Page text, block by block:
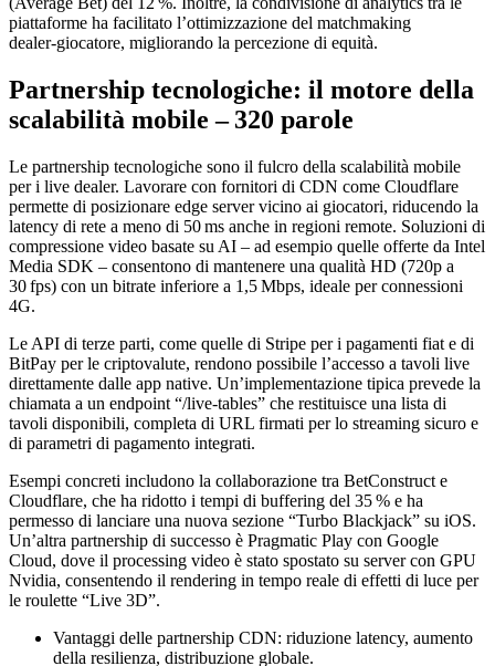
piattaforme ha facilitato l’ottimizzazione del matchmaking
dealer‑giocatore, migliorando la percezione di equità.
Partnership tecnologiche: il motore della
scalabilità mobile – 320 parole
Le partnership tecnologiche sono il fulcro della scalabilità mobile
per i live dealer. Lavorare con fornitori di CDN come Cloudflare
permette di posizionare edge server vicino ai giocatori, riducendo la
latency di rete a meno di 50 ms anche in regioni remote. Soluzioni di
compressione video basate su AI – ad esempio quelle offerte da Intel
Media SDK – consentono di mantenere una qualità HD (720p a
30 fps) con un bitrate inferiore a 1,5 Mbps, ideale per connessioni
4G.
Le API di terze parti, come quelle di Stripe per i pagamenti fiat e di
BitPay per le criptovalute, rendono possibile l’accesso a tavoli live
direttamente dalle app native. Un’implementazione tipica prevede la
chiamata a un endpoint “/live‑tables” che restituisce una lista di
tavoli disponibili, completa di URL firmati per lo streaming sicuro e
di parametri di pagamento integrati.
Esempi concreti includono la collaborazione tra BetConstruct e
Cloudflare, che ha ridotto i tempi di buffering del 35 % e ha
permesso di lanciare una nuova sezione “Turbo Blackjack” su iOS.
Un’altra partnership di successo è Pragmatic Play con Google
Cloud, dove il processing video è stato spostato su server con GPU
Nvidia, consentendo il rendering in tempo reale di effetti di luce per
le roulette “Live 3D”.
Vantaggi delle partnership CDN: riduzione latency, aumento
della resilienza, distribuzione globale.